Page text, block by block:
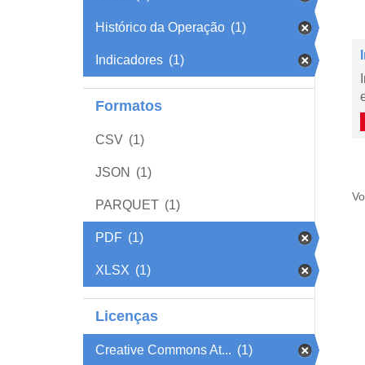
Histórico da Operação (1)
Indicadores (1)
Formatos
CSV (1)
JSON (1)
PARQUET (1)
PDF (1)
XLSX (1)
Licenças
Creative Commons At... (1)